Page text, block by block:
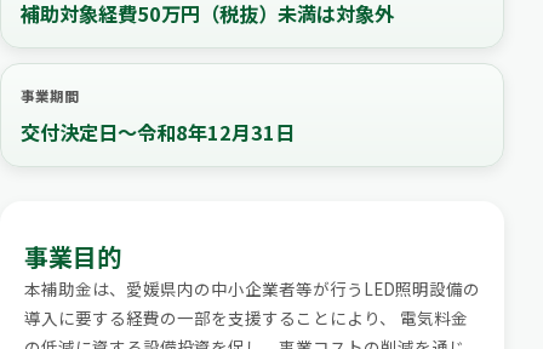
補助対象経費50万円（税抜）未満は対象外
事業期間
交付決定日〜令和8年12月31日
事業目的
本補助金は、愛媛県内の中小企業者等が行うLED照明設備の
導入に要する経費の一部を支援することにより、 電気料金